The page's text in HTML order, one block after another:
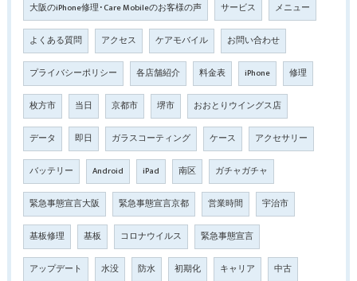
大阪のiPhone修理･Care Mobileのお客様の声 サービス メニュー
よくある質問 アクセス ケアモバイル お問い合わせ
プライバシーポリシー 各店舗紹介 料金表 iPhone 修理
枚方市 当日 京都市 堺市 おおとりウイングス店
データ 即日 ガラスコーティング ケース アクセサリー
バッテリー Android iPad 南区 ガチャガチャ
緊急事態宣言大阪 緊急事態宣言京都 営業時間 宇治市
基板修理 基板 コロナウイルス 緊急事態宣言
アップデート 水没 防水 初期化 キャリア 中古